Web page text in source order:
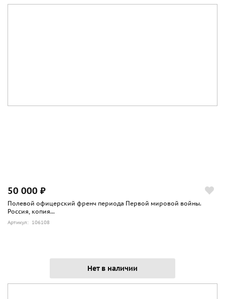
50 000 ₽
Полевой офицерский френч периода Первой мировой войны.
Россия, копия...
Артикул: 106108
Нет в наличии